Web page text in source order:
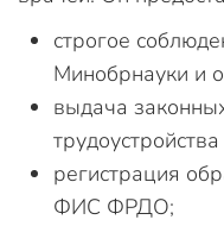
строгое
Минобрнауки и
выдача
регистрация
ФИС ФРДО;